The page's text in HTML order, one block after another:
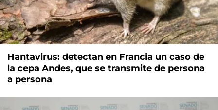
Hantavirus: detectan en Francia un caso de
la cepa Andes, que se transmite de persona
a persona